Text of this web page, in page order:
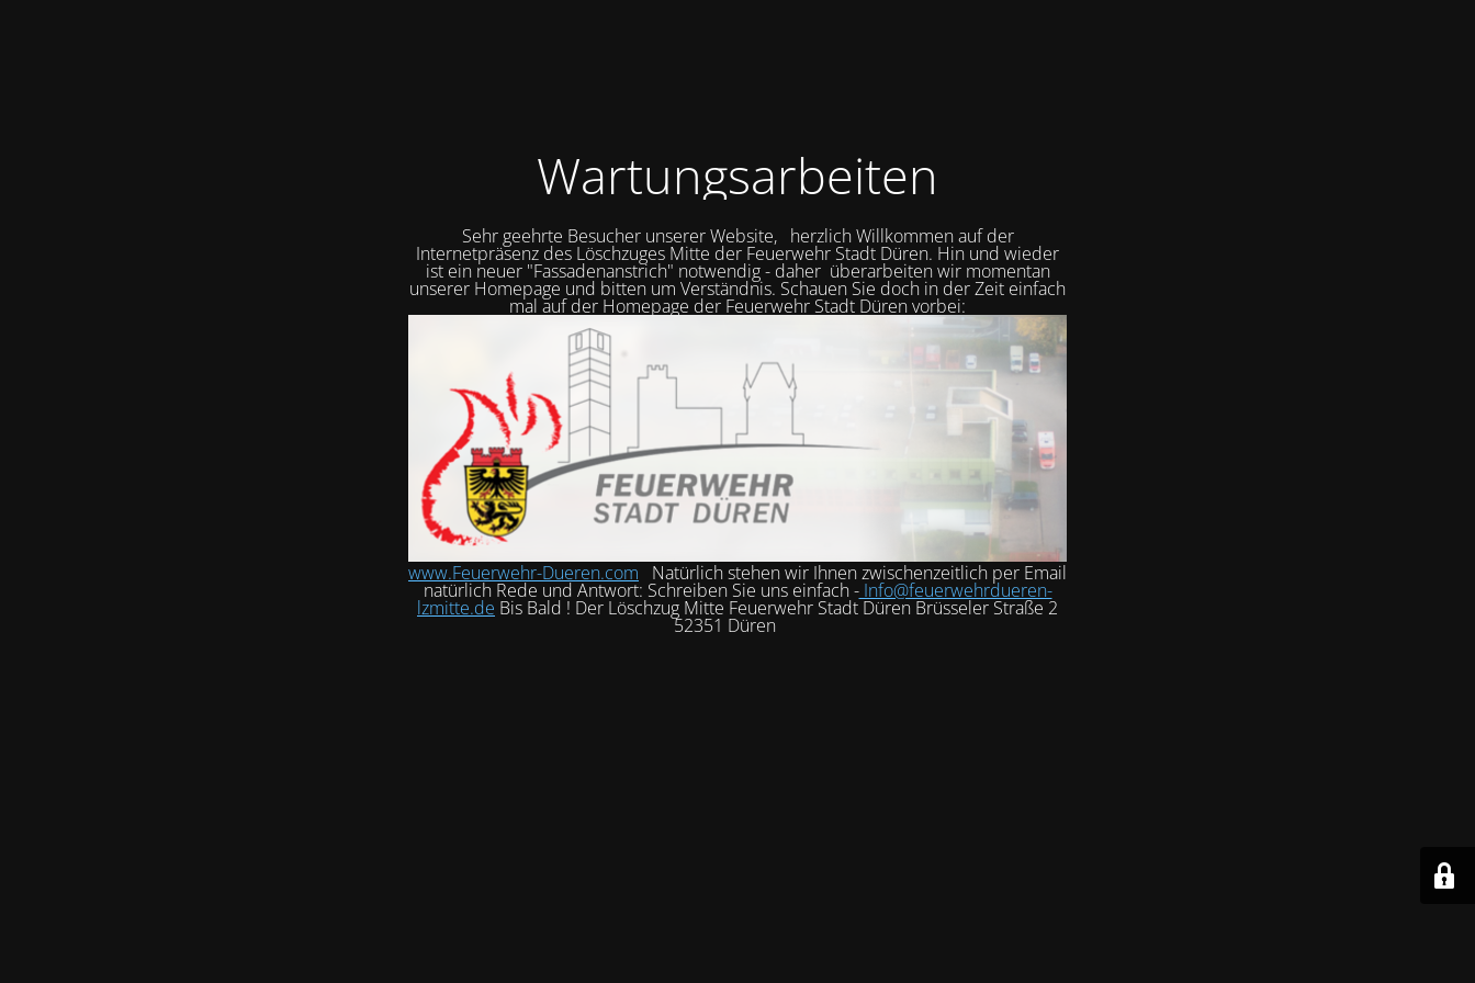
Wartungsarbeiten
Sehr geehrte Besucher unserer Website, herzlich Willkommen auf der
Internetpräsenz des Löschzuges Mitte der Feuerwehr Stadt Düren. Hin und wieder
ist ein neuer "Fassadenanstrich" notwendig - daher überarbeiten wir momentan
unserer Homepage und bitten um Verständnis. Schauen Sie doch in der Zeit einfach
mal auf der Homepage der Feuerwehr Stadt Düren vorbei:
www.Feuerwehr-Dueren.com Natürlich stehen wir Ihnen zwischenzeitlich per Email
natürlich Rede und Antwort: Schreiben Sie uns einfach -Info@feuerwehrdueren-
lzmitte.de Bis Bald ! Der Löschzug Mitte Feuerwehr Stadt Düren Brüsseler Straße 2
52351 Düren